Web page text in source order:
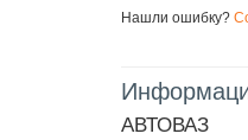
Нашли ошибку?
АВТОВАЗ